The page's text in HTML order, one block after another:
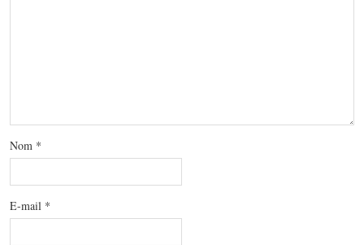
Nom *
E-mail *